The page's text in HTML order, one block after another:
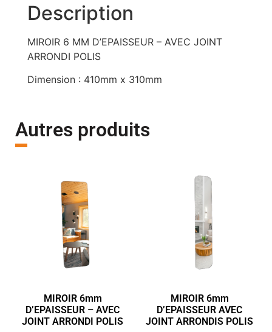
Description
MIROIR 6 MM D’EPAISSEUR – AVEC JOINT
ARRONDI POLIS
Dimension : 410mm x 310mm
Autres produits
MIROIR 6mm
D’EPAISSEUR – AVEC
JOINT ARRONDI POLIS
MIROIR 6mm
D’EPAISSEUR AVEC
JOINT ARRONDIS POLIS